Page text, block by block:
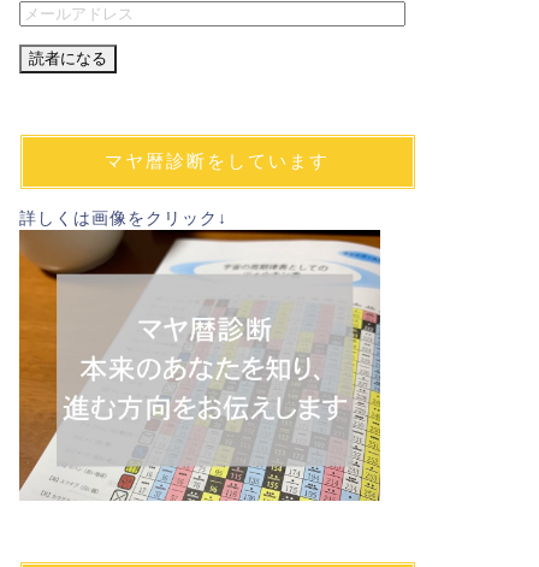
メ
ル
レ
マヤ暦診断をしています
詳しくは画像をクリック↓